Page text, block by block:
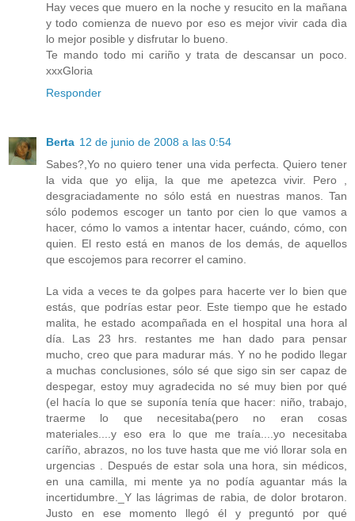
Hay veces que muero en la noche y resucito en la mañana
y todo comienza de nuevo por eso es mejor vivir cada dìa
lo mejor posible y disfrutar lo bueno.
Te mando todo mi cariño y trata de descansar un poco.
xxxGloria
Responder
Berta 12 de junio de 2008 a las 0:54
Sabes?,Yo no quiero tener una vida perfecta. Quiero tener
la vida que yo elija, la que me apetezca vivir. Pero ,
desgraciadamente no sólo está en nuestras manos. Tan
sólo podemos escoger un tanto por cien lo que vamos a
hacer, cómo lo vamos a intentar hacer, cuándo, cómo, con
quien. El resto está en manos de los demás, de aquellos
que escojemos para recorrer el camino.
La vida a veces te da golpes para hacerte ver lo bien que
estás, que podrías estar peor. Este tiempo que he estado
malita, he estado acompañada en el hospital una hora al
día. Las 23 hrs. restantes me han dado para pensar
mucho, creo que para madurar más. Y no he podido llegar
a muchas conclusiones, sólo sé que sigo sin ser capaz de
despegar, estoy muy agradecida no sé muy bien por qué
(el hacía lo que se suponía tenía que hacer: niño, trabajo,
traerme lo que necesitaba(pero no eran cosas
materiales....y eso era lo que me traía....yo necesitaba
caríño, abrazos, no los tuve hasta que me vió llorar sola en
urgencias . Después de estar sola una hora, sin médicos,
en una camilla, mi mente ya no podía aguantar más la
incertidumbre._Y las lágrimas de rabia, de dolor brotaron.
Justo en ese momento llegó él y preguntó por qué